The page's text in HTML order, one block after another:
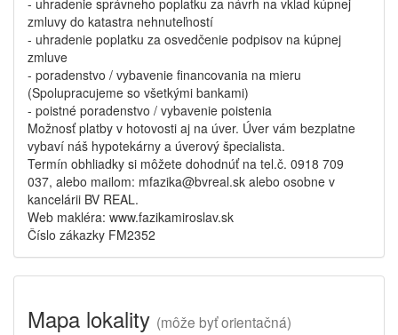
- uhradenie správneho poplatku za návrh na vklad kúpnej
zmluvy do katastra nehnuteľností
- uhradenie poplatku za osvedčenie podpisov na kúpnej
zmluve
- poradenstvo / vybavenie financovania na mieru
(Spolupracujeme so všetkými bankami)
- poistné poradenstvo / vybavenie poistenia
Možnosť platby v hotovosti aj na úver. Úver vám bezplatne
vybaví náš hypotekárny a úverový špecialista.
Termín obhliadky si môžete dohodnúť na tel.č. 0918 709
037, alebo mailom: mfazika@bvreal.sk alebo osobne v
kancelárii BV REAL.
Web makléra: www.fazikamiroslav.sk
Číslo zákazky FM2352
Mapa lokality (môže byť orientačná)